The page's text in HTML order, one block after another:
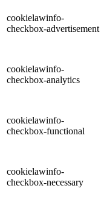
cookielawinfo-
checkbox-advertisement
cookielawinfo-
checkbox-analytics
cookielawinfo-
checkbox-functional
cookielawinfo-
checkbox-necessary